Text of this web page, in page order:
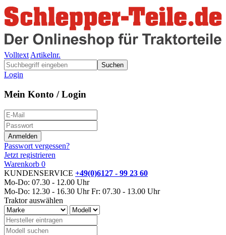
Volltext Artikelnr.
Suchen
Login
Mein Konto / Login
Passwort vergessen?
Jetzt registrieren
Warenkorb 0
KUNDENSERVICE +49(0)6127 - 99 23 60
Mo-Do: 07.30 - 12.00 Uhr
Mo-Do: 12.30 - 16.30 Uhr Fr: 07.30 - 13.00 Uhr
Traktor auswählen